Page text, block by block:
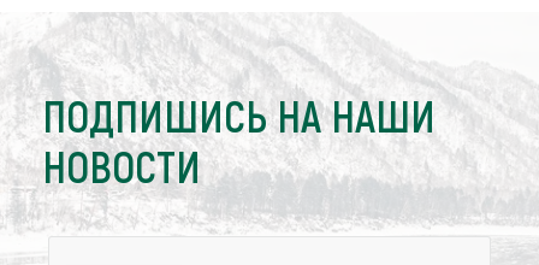
ПОДПИШИСЬ НА НАШИ
НОВОСТИ